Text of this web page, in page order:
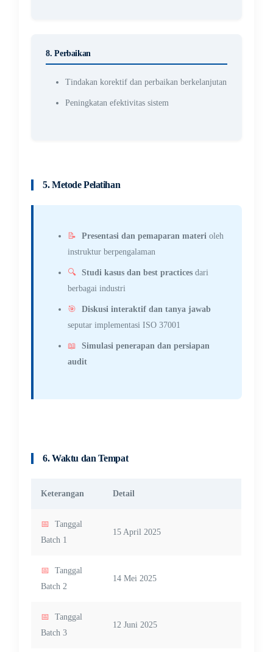
8. Perbaikan
Tindakan korektif dan perbaikan berkelanjutan
Peningkatan efektivitas sistem
5. Metode Pelatihan
📝 Presentasi dan pemaparan materi oleh
instruktur berpengalaman
🔍 Studi kasus dan best practices dari
berbagai industri
🎯
Diskusi interaktif dan tanya jawab
seputar implementasi ISO 37001
📖
Simulasi penerapan dan persiapan
audit
6. Waktu dan Tempat
Keterangan Detail
📅
Tanggal
Batch 1
15 April 2025
📅
Tanggal
Batch 2
14 Mei 2025
📅
Tanggal
Batch 3
12 Juni 2025